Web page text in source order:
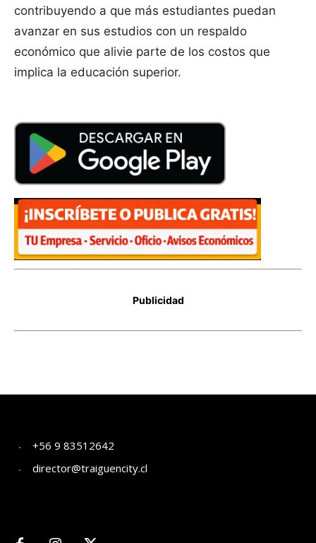
+56 9 83512642
director@traiguencity.cl